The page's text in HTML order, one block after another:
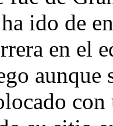
ido de
en el
aunque